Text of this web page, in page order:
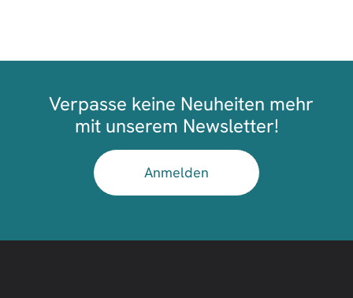
Verpasse keine Neuheiten mehr
mit unserem Newsletter!
Anmelden